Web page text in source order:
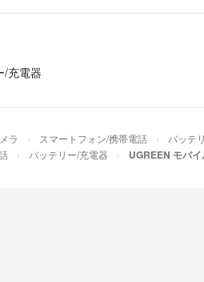
/充電器
ラ スマートフォン/携帯電話 バッテ
バッテリー/充電器 UGREEN モバ